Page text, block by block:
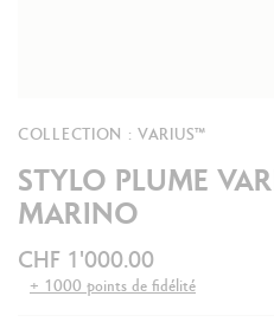
COLLECTION : VARIUS™
STYLO PLUME
MARINO
CHF 1'000.00
+ 1000 points de fidélité